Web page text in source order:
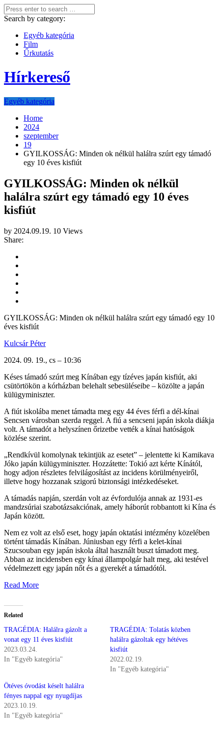
Search by category:
Egyéb kategória
Film
Űrkutatás
Hírkereső
Egyéb kategória
Home
2024
szeptember
19
GYILKOSSÁG: Minden ok nélkül halálra szúrt egy támadó
egy 10 éves kisfiút
GYILKOSSÁG: Minden ok nélkül
halálra szúrt egy támadó egy 10 éves
kisfiút
by 2024.09.19. 10 Views
Share:
GYILKOSSÁG: Minden ok nélkül halálra szúrt egy támadó egy 10
éves kisfiút
Kulcsár Péter
2024. 09. 19., cs – 10:36
Késes támadó szúrt meg Kínában egy tízéves japán kisfiút, aki
csütörtökön a kórházban belehalt sebesüléseibe – közölte a japán
külügyminiszter.
A fiút iskolába menet támadta meg egy 44 éves férfi a dél-kínai
Sencsen városban szerda reggel. A fiú a sencseni japán iskola diákja
volt. A támadót a helyszínen őrizetbe vették a kínai hatóságok
közlése szerint.
„Rendkívül komolynak tekintjük az esetet” – jelentette ki Kamikava
Jóko japán külügyminiszter. Hozzátette: Tokió azt kérte Kínától,
hogy adjon részletes felvilágosítást az incidens körülményeiről,
illetve hogy hozzanak szigorú biztonsági intézkedéseket.
A támadás napján, szerdán volt az évfordulója annak az 1931-es
mandzsúriai szabotázsakciónak, amely háborút robbantott ki Kína és
Japán között.
Nem ez volt az első eset, hogy japán oktatási intézmény közelében
történt támadás Kínában. Júniusban egy férfi a kelet-kínai
Szucsouban egy japán iskola által használt buszt támadott meg.
Abban az incidensben egy kínai állampolgár halt meg, aki testével
védelmezett egy japán nőt és a gyerekét a támadótól.
Read More
Related
TRAGÉDIA: Halálra gázolt a
vonat egy 11 éves kisfiút
2023.03.24.
In "Egyéb kategória"
TRAGÉDIA: Tolatás közben
halálra gázoltak egy hétéves
kisfiút
2022.02.19.
In "Egyéb kategória"
Ötéves óvodást késelt halálra
fényes nappal egy nyugdíjas
2023.10.19.
In "Egyéb kategória"